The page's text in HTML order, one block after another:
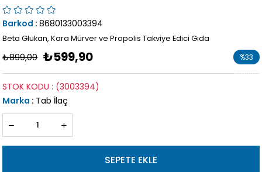
Barkod : 8680133003394
Beta Glukan, Kara Mürver ve Propolis Takviye Edici Gıda
₺899,00 ₺599,90 %33
İndirim
(3003394)
STOK KODU
Marka : Tab İlaç